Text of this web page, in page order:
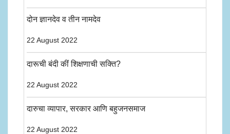
दोन ज्ञानदेव व तीन नामदेव
22 August 2022
दारूची बंदी कीं शिक्षणाची सक्ति?
22 August 2022
दारुचा व्यापार, सरकार आणि बहुजनसमाज
22 August 2022